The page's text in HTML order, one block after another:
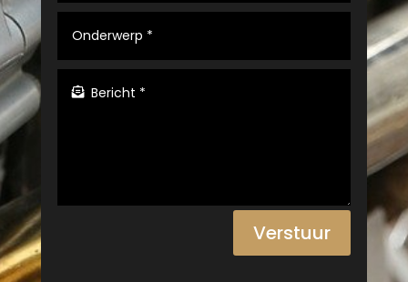
Verstuur